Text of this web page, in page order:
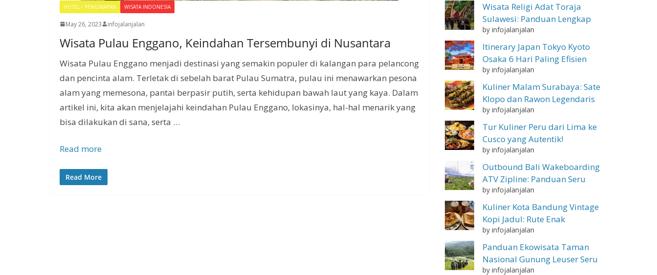
HOTEL / PENGINAPAN WISATA INDONESIA
May 26, 2023 infojalanjalan
Wisata Pulau Enggano, Keindahan Tersembunyi di Nusantara
Wisata Pulau Enggano menjadi destinasi yang semakin populer di kalangan para pelancong
dan pencinta alam. Terletak di sebelah barat Pulau Sumatra, pulau ini menawarkan pesona
alam yang memesona, pantai berpasir putih, serta kehidupan bawah laut yang kaya. Dalam
artikel ini, kita akan menjelajahi keindahan Pulau Enggano, lokasinya, hal-hal menarik yang
bisa dilakukan di sana, serta …
Read more
Read More
Wisata Religi Adat Toraja
Sulawesi: Panduan Lengkap
by infojalanjalan
Itinerary Japan Tokyo Kyoto
Osaka 6 Hari Paling Efisien
by infojalanjalan
Kuliner Malam Surabaya: Sate
Klopo dan Rawon Legendaris
by infojalanjalan
Tur Kuliner Peru dari Lima ke
Cusco yang Autentik!
by infojalanjalan
Outbound Bali Wakeboarding
ATV Zipline: Panduan Seru
by infojalanjalan
Kuliner Kota Bandung Vintage
Kopi Jadul: Rute Enak
by infojalanjalan
Panduan Ekowisata Taman
Nasional Gunung Leuser Seru
by infojalanjalan